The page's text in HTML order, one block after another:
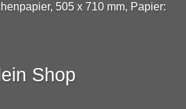
505 x 710 mm, Papier:
Shop